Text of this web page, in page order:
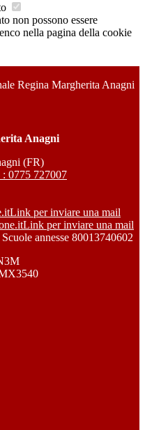
non possono essere
nella pagina della cookie
Regina Margherita Anagni
Anagni
(FR)
0775 727007
Link per inviare una mail
Link per inviare una mail
annesse 80013740602